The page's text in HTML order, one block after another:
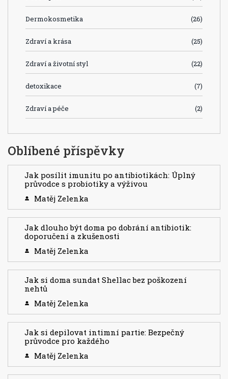
Dermokosmetika (26)
Zdraví a krása (25)
Zdraví a životní styl (22)
detoxikace (7)
Zdraví a péče (2)
Oblíbené příspěvky
Jak posílit imunitu po antibiotikách: Úplný
průvodce s probiotiky a výživou
Matěj Zelenka
Jak dlouho být doma po dobrání antibiotik:
doporučení a zkušenosti
Matěj Zelenka
Jak si doma sundat Shellac bez poškození
nehtů
Matěj Zelenka
Jak si depilovat intimní partie: Bezpečný
průvodce pro každého
Matěj Zelenka